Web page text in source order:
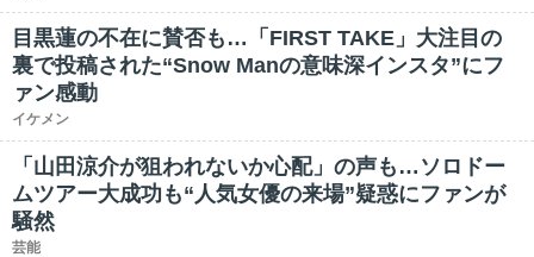
目黒蓮の不在に賛否も…「FIRST TAKE」大注目の
裏で投稿された“Snow Manの意味深インスタ”にフ
ァン感動
イケメン
「山田涼介が狙われないか心配」の声も…ソロドー
ムツアー大成功も“人気女優の来場”疑惑にファンが
騒然
芸能